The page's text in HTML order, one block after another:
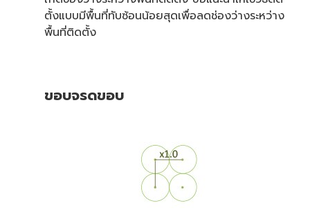
ตั้งแบบมีพื้นที่ทับซ้อนน้อยสุดเพื่อลดช่องว่างระหว่าง
พื้นที่ติดตั้ง
ขอบจรดขอบ